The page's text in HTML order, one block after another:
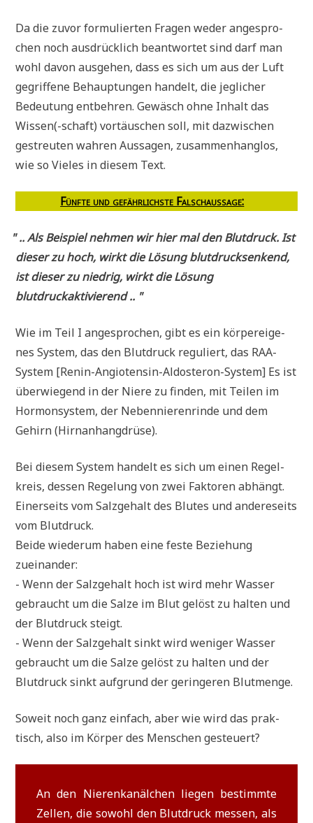
Da die zuvor for­mu­lier­ten Fra­gen weder ange­spro­
chen noch aus­drück­lich beant­wor­tet sind darf man
wohl davon aus­ge­hen, dass es sich um aus der Luft
gegrif­fe­ne Behaup­tun­gen han­delt, die jeg­li­cher
Bedeu­tung ent­beh­ren. Gewäsch ohne Inhalt das
Wissen(-schaft) vor­täu­schen soll, mit dazwi­schen
gestreu­ten wah­ren Aus­sa­gen, zusam­men­hang­los,
wie so Vie­les in die­sem Text.
Fünf­te und gefähr­lich­ste Falsch­aus­sa­ge:
".. Als Bei­spiel neh­men wir hier mal den Blut­druck. Ist
die­ser zu hoch, wirkt die Lösung blut­druck­sen­kend,
ist die­ser zu nied­rig, wirkt die Lösung
blutdruckaktivierend .. "
Wie im Teil I ange­spro­chen, gibt es ein kör­per­ei­ge­
nes System, das den Blut­druck regu­liert, das RAA-
System [Renin-Angio­ten­sin-Aldo­ste­ron-System] Es ist
über­wie­gend in der Nie­re zu fin­den, mit Tei­len im
Hor­mon­sy­stem, der Neben­nie­ren­rin­de und dem
Gehirn (Hirn­an­hang­drü­se).
Bei die­sem System han­delt es sich um einen Regel­
kreis, des­sen Rege­lung von zwei Fak­to­ren abhängt.
Einer­seits vom Salz­ge­halt des Blu­tes und ande­re­seits
vom Blutdruck.
Bei­de wie­der­um haben eine feste Bezie­hung
zueinander:
- Wenn der Salz­ge­halt hoch ist wird mehr Was­ser
gebraucht um die Sal­ze im Blut gelöst zu hal­ten und
der Blut­druck steigt.
- Wenn der Salz­ge­halt sinkt wird weni­ger Was­ser
gebraucht um die Sal­ze gelöst zu hal­ten und der
Blut­druck sinkt auf­grund der gerin­ge­ren Blutmenge.
Soweit noch ganz ein­fach, aber wie wird das prak­
tisch, also im Kör­per des Men­schen gesteuert?
An den Nie­ren­ka­näl­chen lie­gen bestimm­te
Zel­len, die sowohl den Blut­druck mes­sen, als